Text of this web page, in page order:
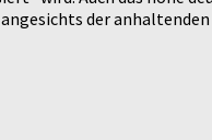
der